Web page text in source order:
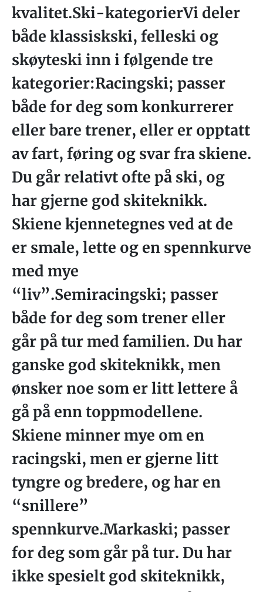
kvalitet.Ski-kategorierVi deler
både klassiskski, felleski og
skøyteski inn i følgende tre
kategorier:Racingski; passer
både for deg som konkurrerer
eller bare trener, eller er opptatt
av fart, føring og svar fra skiene.
Du går relativt ofte på ski, og
har gjerne god skiteknikk.
Skiene kjennetegnes ved at de
er smale, lette og en spennkurve
med mye
“liv”.Semiracingski; passer
både for deg som trener eller
går på tur med familien. Du har
ganske god skiteknikk, men
ønsker noe som er litt lettere å
gå på enn toppmodellene.
Skiene minner mye om en
racingski, men er gjerne litt
tyngre og bredere, og har en
“snillere”
spennkurve.Markaski; passer
for deg som går på tur. Du har
ikke spesielt god skiteknikk,